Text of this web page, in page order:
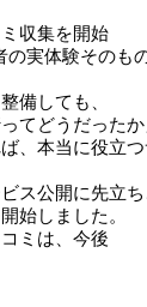
収集を開始
の実体験そのも
備しても、
てどうだったか
、本当に役立
ス公開に先立
始しました。
ミは、今後